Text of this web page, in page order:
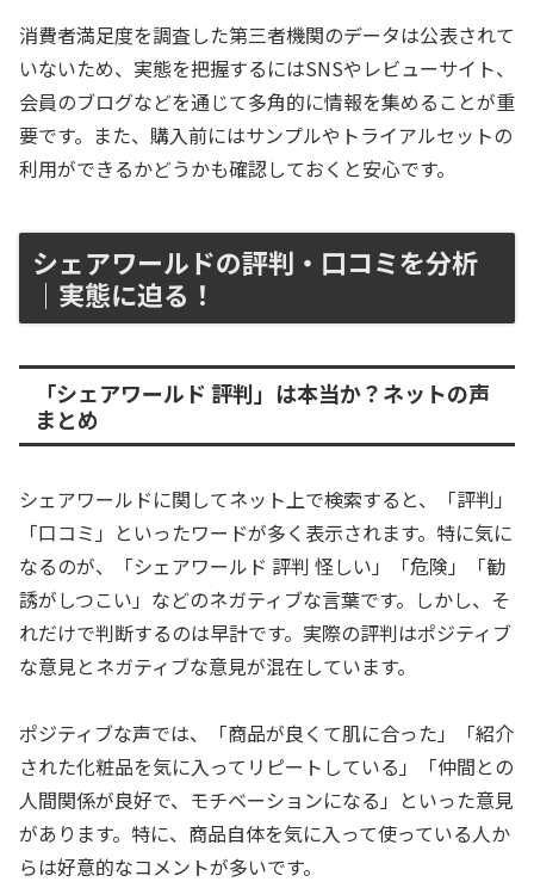
消費者満足度を調査した第三者機関のデータは公表されて
いないため、実態を把握するにはSNSやレビューサイト、
会員のブログなどを通じて多角的に情報を集めることが重
要です。また、購入前にはサンプルやトライアルセットの
利用ができるかどうかも確認しておくと安心です。
シェアワールドの評判・口コミを分析
｜実態に迫る！
「シェアワールド 評判」は本当か？ネットの声
まとめ
シェアワールドに関してネット上で検索すると、「評判」
「口コミ」といったワードが多く表示されます。特に気に
なるのが、「シェアワールド 評判 怪しい」「危険」「勧
誘がしつこい」などのネガティブな言葉です。しかし、そ
れだけで判断するのは早計です。実際の評判はポジティブ
な意見とネガティブな意見が混在しています。
ポジティブな声では、「商品が良くて肌に合った」「紹介
された化粧品を気に入ってリピートしている」「仲間との
人間関係が良好で、モチベーションになる」といった意見
があります。特に、商品自体を気に入って使っている人か
らは好意的なコメントが多いです。